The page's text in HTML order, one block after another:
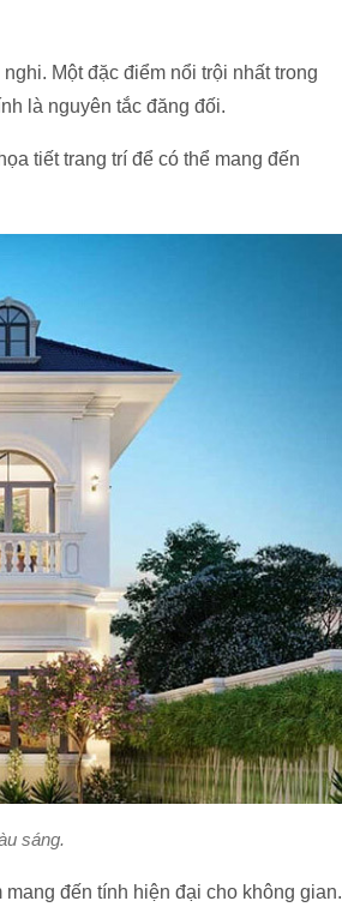
Một đặc điểm nổi trội nhất trong
là nguyên tắc đăng đối.
tiết trang trí để có thể mang đến
sáng.
đến tính hiện đại cho không gian.